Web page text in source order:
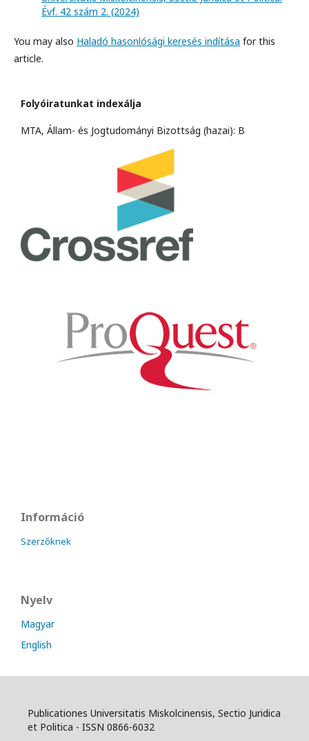
Évf. 42 szám 2. (2024)
You may also Haladó hasonlósági keresés indítása for this
article.
Folyóiratunkat indexálja
MTA, Állam- és Jogtudományi Bizottság (hazai): B
Információ
Szerzőknek
Nyelv
Magyar
English
Publicationes Universitatis Miskolcinensis, Sectio Juridica
et Politica - ISSN 0866-6032